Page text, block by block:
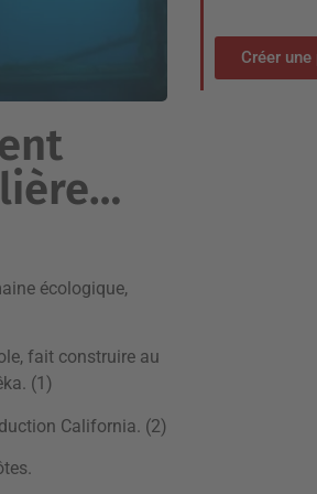
écologique,
fait construire au
(1)
California. (2)
Créer